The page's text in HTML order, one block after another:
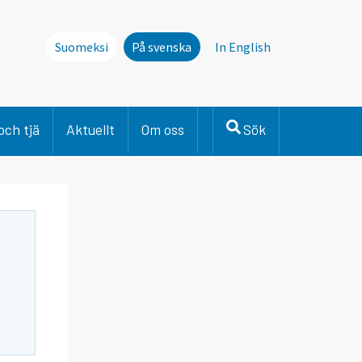
Suomeksi På svenska In English
tjä Aktuellt Om oss Sök